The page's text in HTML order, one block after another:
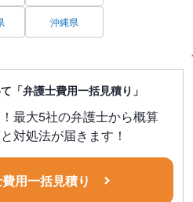
沖縄県
「弁護士費用一括見積り」
最大5社の弁護士から概算
対処法が届きます！
用一括見積り